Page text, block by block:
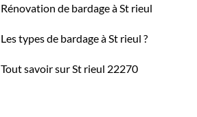
Rénovation de bardage à St rieul
Les types de bardage à St rieul ?
Tout savoir sur St rieul 22270